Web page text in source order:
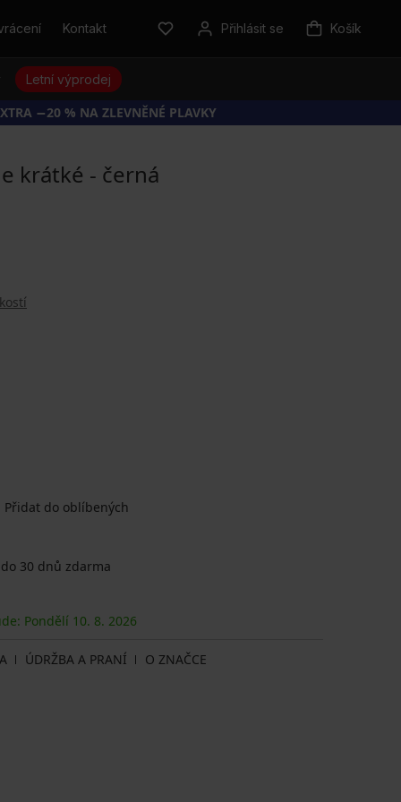
Kontakt Přihlásit se Košík
Letní výprodej
−20 % NA ZLEVNĚNÉ PLAVKY
krátké - černá
Přidat do oblíbených
30 dnů zdarma
Pondělí 10. 8. 2026
ÚDRŽBA A PRANÍ
O ZNAČCE